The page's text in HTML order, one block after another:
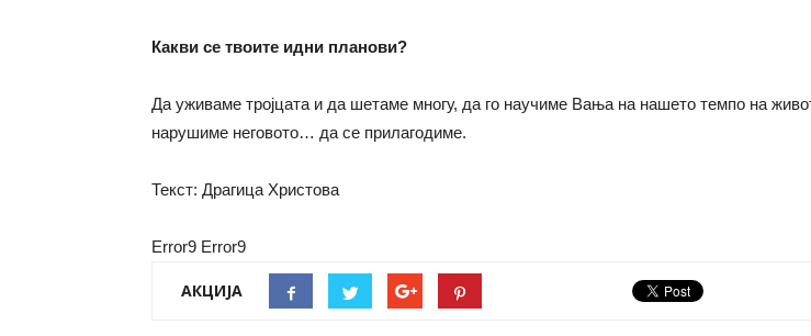
Какви се твоите идни планови?
Да уживаме тројцата и да шетаме многу, да го научиме Вања на нашето темпо на
нарушиме неговото… да се прилагодиме.
Текст: Драгица Христова
Error9 Error9
АКЦИЈА